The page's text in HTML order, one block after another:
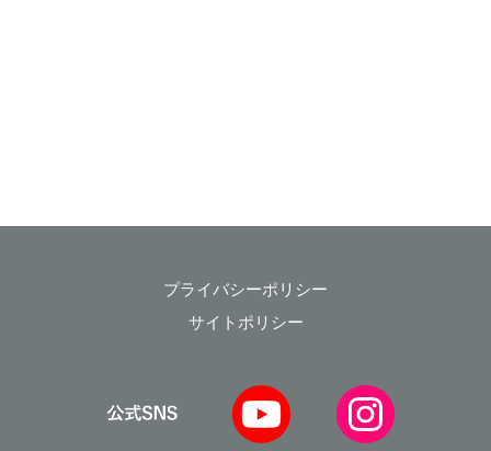
プライバシーポリシー
サイトポリシー